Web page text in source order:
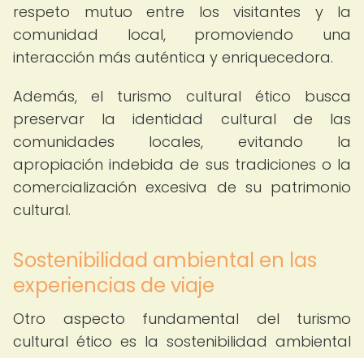
respeto mutuo entre los visitantes y la
comunidad local, promoviendo una
interacción más auténtica y enriquecedora.
Además, el turismo cultural ético busca
preservar la identidad cultural de las
comunidades locales, evitando la
apropiación indebida de sus tradiciones o la
comercialización excesiva de su patrimonio
cultural.
Sostenibilidad ambiental en las
experiencias de viaje
Otro aspecto fundamental del turismo
cultural ético es la sostenibilidad ambiental